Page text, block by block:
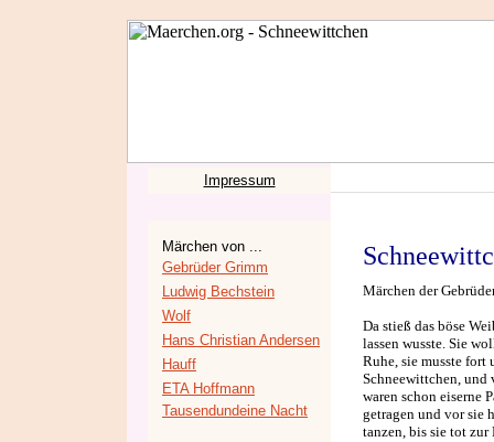
Impressum
Märchen von ...
Gebrüder Grimm
Ludwig Bechstein
Wolf
Hans Christian Andersen
Hauff
ETA Hoffmann
Tausendundeine Nacht
Märchen der
Da stieß das böse
lassen wusste. Sie
Ruhe, sie musste
Schneewittchen, und
waren schon eiserne
getragen und vor sie
tanzen, bis sie tot zur